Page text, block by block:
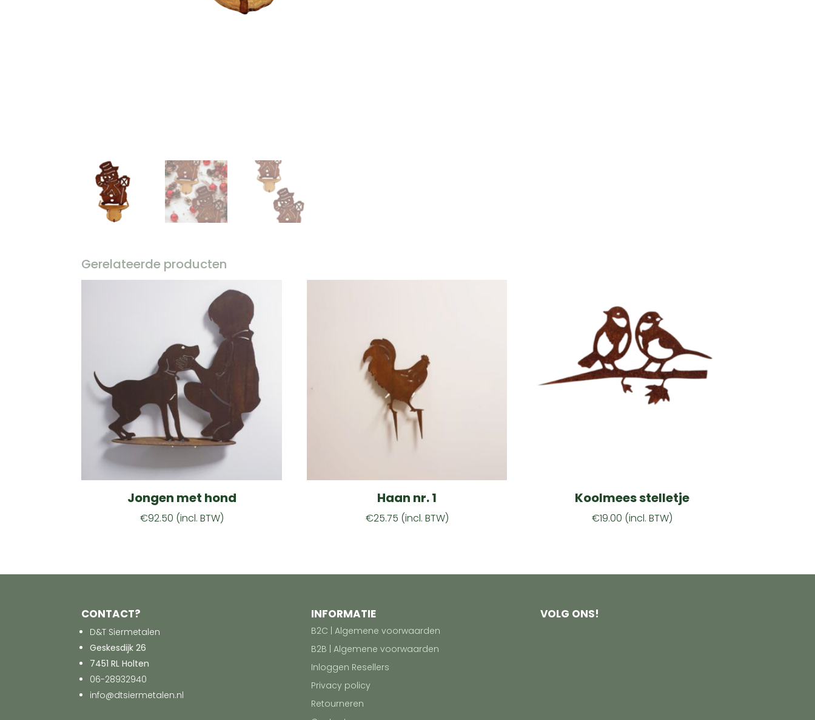
Gerelateerde producten
Jongen met hond
€92.50 (incl. BTW)
Haan nr. 1
€25.75 (incl. BTW)
Koolmees stelletje
€19.00 (incl. BTW)
CONTACT?
D&T Siermetalen
Geskesdijk 26
7451 RL Holten
06-28932940
info@dtsiermetalen.nl
INFORMATIE
B2C | Algemene voorwaarden
B2B | Algemene voorwaarden
Inloggen Resellers
Privacy policy
Retourneren
VOLG ONS!